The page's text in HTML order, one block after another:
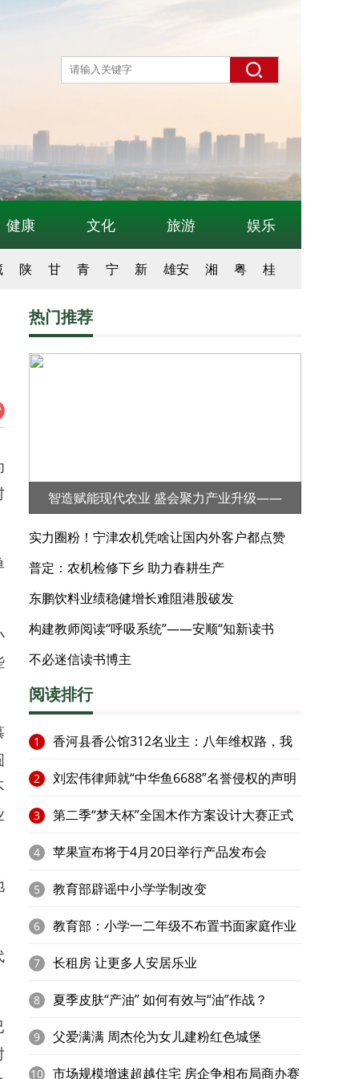
健康 文化 旅游 娱乐
陕 甘 青 宁 新 雄安 湘 粤 桂
热门推荐
智造赋能现代农业 盛会聚力产业升级——
2026第三届河北·宁晋（大陆村镇）农业机械
展览会
实力圈粉！宁津农机凭啥让国内外客户都点赞
普定：农机检修下乡 助力春耕生产
东鹏饮料业绩稳健增长难阻港股破发
构建教师阅读“呼吸系统”——安顺“知新读书
会”的阅读实践
不必迷信读书博主
阅读排行
1 香河县香公馆312名业主：八年维权路，我
家在何处？​
2 刘宏伟律师就“中华鱼6688”名誉侵权的声明
3 第二季“梦天杯”全国木作方案设计大赛正式
启动
4 苹果宣布将于4月20日举行产品发布会
5 教育部辟谣中小学学制改变
6 教育部：小学一二年级不布置书面家庭作业
7 长租房 让更多人安居乐业
8 夏季皮肤“产油” 如何有效与“油”作战？
9 父爱满满 周杰伦为女儿建粉红色城堡
10 市场规模增速超越住宅 房企争相布局商办赛